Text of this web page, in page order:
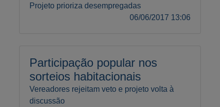
Projeto prioriza desempregadas
06/06/2017 13:06
Participação popular nos
sorteios habitacionais
Vereadores rejeitam veto e projeto volta à
discussão